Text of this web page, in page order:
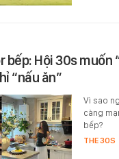
bếp: Hội 30s muốn
“nấu ăn”
Vì sao
càng
bếp?
THE 30S